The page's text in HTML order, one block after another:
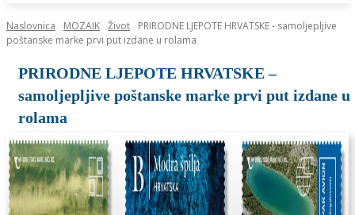
Naslovnica MOZAIK Život
PRIRODNE LJEPOTE HRVATSKE - samoljepljive
poštanske marke prvi put izdane u rolama
PRIRODNE LJEPOTE HRVATSKE –
samoljepljive poštanske marke prvi put izdane u
rolama